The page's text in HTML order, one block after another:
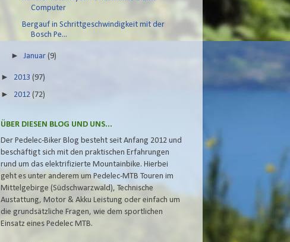
Computer
Bergauf in Schrittgeschwindigkeit mit der
Bosch Pe...
► Januar(9)
► 2013 (97)
► 2012 (72)
ÜBER DIESEN BLOG UND UNS...
Der Pedelec-Biker Blog besteht seit Anfang 2012 und
beschäftigt sich mit den praktischen Erfahrungen
rund um das elektrifizierte Mountainbike. Hierbei
geht es unter anderem um Pedelec-MTB Touren im
Mittelgebirge (Südschwarzwald), Technische
Austattung, Motor & Akku Leistung oder einfach um
die grundsätzliche Fragen, wie dem sportlichen
Einsatz eines Pedelec MTB.